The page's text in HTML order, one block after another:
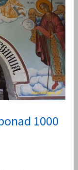
1000